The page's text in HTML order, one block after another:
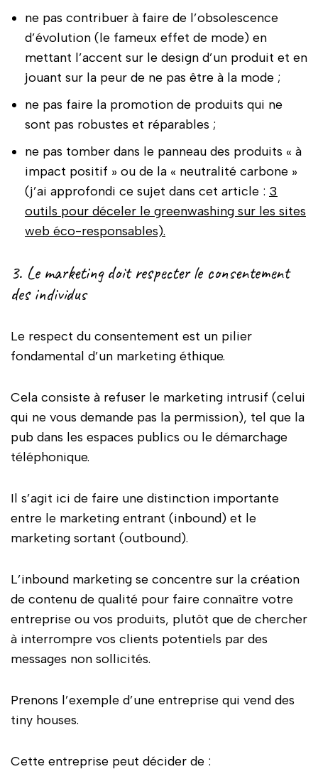
ne pas contribuer à faire de l’obsolescence
d’évolution (le fameux effet de mode) en
mettant l’accent sur le design d’un produit et en
jouant sur la peur de ne pas être à la mode ;
ne pas faire la promotion de produits qui ne
sont pas robustes et réparables ;
ne pas tomber dans le panneau des produits « à
impact positif » ou de la « neutralité carbone »
(j’ai approfondi ce sujet dans cet article : 3
outils pour déceler le greenwashing sur les sites
web éco-responsables).
3. Le marketing doit respecter le consentement
des individus
Le respect du consentement est un pilier
fondamental d’un marketing éthique.
Cela consiste à refuser le marketing intrusif (celui
qui ne vous demande pas la permission), tel que la
pub dans les espaces publics ou le démarchage
téléphonique.
Il s’agit ici de faire une distinction importante
entre le marketing entrant (inbound) et le
marketing sortant (outbound).
L’inbound marketing se concentre sur la création
de contenu de qualité pour faire connaître votre
entreprise ou vos produits, plutôt que de chercher
à interrompre vos clients potentiels par des
messages non sollicités.
Prenons l’exemple d’une entreprise qui vend des
tiny houses.
Cette entreprise peut décider de :